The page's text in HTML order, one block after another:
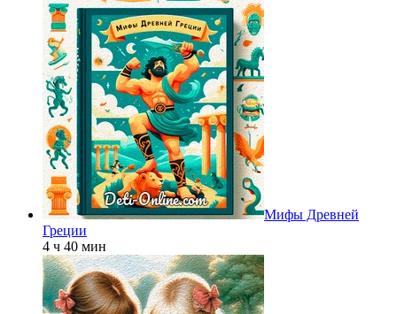
Мифы Древней
Греции
4 ч 40 мин